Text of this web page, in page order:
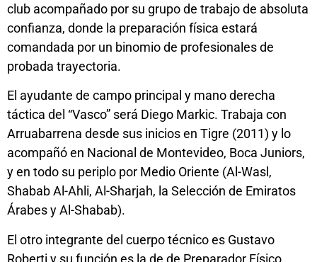
club acompañado por su grupo de trabajo de absoluta
confianza, donde la preparación física estará
comandada por un binomio de profesionales de
probada trayectoria.
El ayudante de campo principal y mano derecha
táctica del “Vasco” será Diego Markic. Trabaja con
Arruabarrena desde sus inicios en Tigre (2011) y lo
acompañó en Nacional de Montevideo, Boca Juniors,
y en todo su periplo por Medio Oriente (Al-Wasl,
Shabab Al-Ahli, Al-Sharjah, la Selección de Emiratos
Árabes y Al-Shabab).
El otro integrante del cuerpo técnico es Gustavo
Roberti y su función es la de de Preparador Físico